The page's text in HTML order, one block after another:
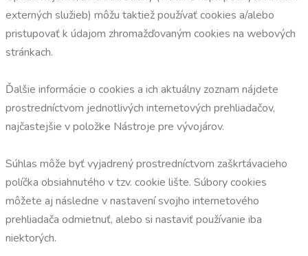
externých služieb) môžu taktiež používať cookies a/alebo
pristupovať k údajom zhromažďovaným cookies na webových
stránkach.
Ďalšie informácie o cookies a ich aktuálny zoznam nájdete
prostredníctvom jednotlivých internetových prehliadačov,
najčastejšie v položke Nástroje pre vývojárov.
Súhlas môže byť vyjadrený prostredníctvom zaškrtávacieho
políčka obsiahnutého v tzv. cookie lište. Súbory cookies
môžete aj následne v nastavení svojho internetového
prehliadača odmietnuť, alebo si nastaviť používanie iba
niektorých.